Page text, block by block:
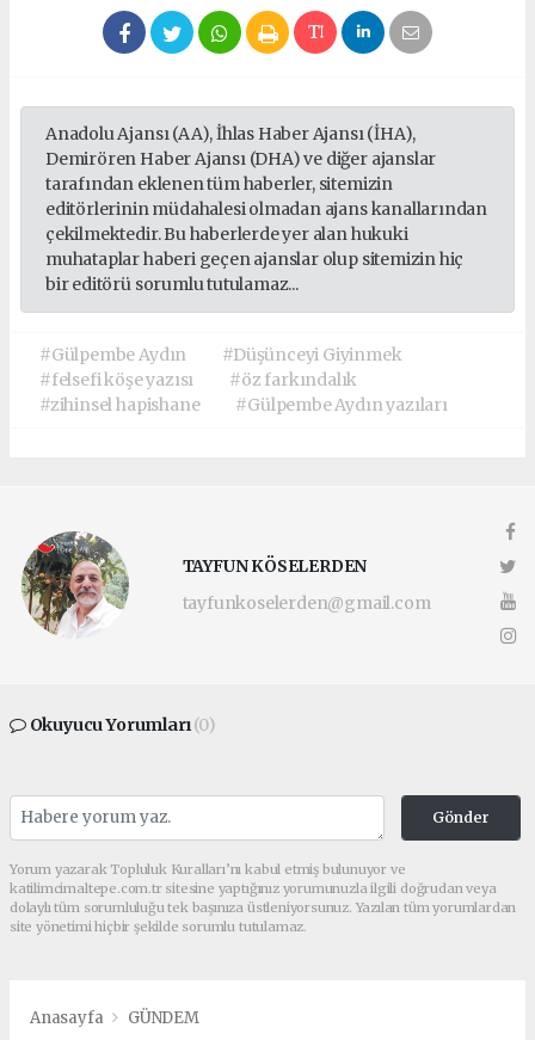
Anadolu Ajansı (AA), İhlas Haber Ajansı (İHA),
Demirören Haber Ajansı (DHA) ve diğer ajanslar
tarafından eklenen tüm haberler, sitemizin
editörlerinin müdahalesi olmadan ajans kanallarından
çekilmektedir. Bu haberlerde yer alan hukuki
muhataplar haberi geçen ajanslar olup sitemizin hiç
bir editörü sorumlu tutulamaz...
#Gülpembe Aydın
#Düşünceyi Giyinmek
#felsefi köşe yazısı
#öz farkındalık
#zihinsel hapishane
#Gülpembe Aydın yazıları
TAYFUN KÖSELERDEN
tayfunkoselerden@gmail.com
Okuyucu Yorumları(0)
Gönder
Yorum yazarak Topluluk Kuralları’nı kabul etmiş bulunuyor ve
katilimcimaltepe.com.tr sitesine yaptığınız yorumunuzla ilgili doğrudan veya
dolaylı tüm sorumluluğu tek başınıza üstleniyorsunuz. Yazılan tüm yorumlardan
site yönetimi hiçbir şekilde sorumlu tutulamaz.
Anasayfa GÜNDEM